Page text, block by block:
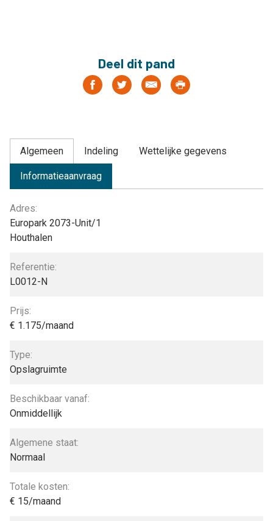
Deel dit pand
Algemeen Indeling Wettelijke gegevens
Informatieaanvraag
Algemeen
Adres:
Europark 2073-Unit/1
Houthalen
Referentie:
L0012-N
Prijs:
€ 1.175/maand
Type:
Opslagruimte
Beschikbaar vanaf:
Onmiddellijk
Algemene staat:
Normaal
Totale kosten:
€ 15/maand